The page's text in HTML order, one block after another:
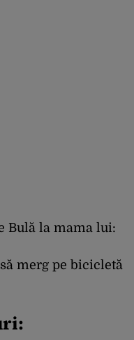
Bulă la mama lui:
merg pe bicicletă